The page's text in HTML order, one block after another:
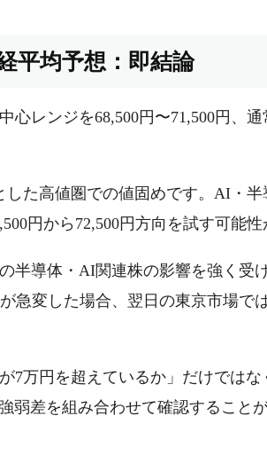
平均予想：即結論
心レンジを68,500円〜71,500円、
た高値圏での値固めです。AI・
円から72,500円方向を試す可能性
半導体・AI関連株の影響を強く受
急変した場合、翌日の東京市場で
7万円を超えているか」だけでは
弱差を組み合わせて確認することが